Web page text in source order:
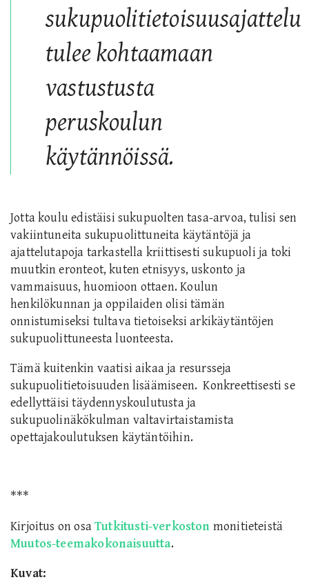
sukupuolitietoisuusajattelu
tulee kohtaamaan
vastustusta
peruskoulun
käytännöissä.
Jotta koulu edistäisi sukupuolten tasa-arvoa, tulisi sen
vakiintuneita sukupuolittuneita käytäntöjä ja
ajattelutapoja tarkastella kriittisesti sukupuoli ja toki
muutkin eronteot, kuten etnisyys, uskonto ja
vammaisuus, huomioon ottaen. Koulun
henkilökunnan ja oppilaiden olisi tämän
onnistumiseksi tultava tietoiseksi arkikäytäntöjen
sukupuolittuneesta luonteesta.
Tämä kuitenkin vaatisi aikaa ja resursseja
sukupuolitietoisuuden lisäämiseen. Konkreettisesti se
edellyttäisi täydennyskoulutusta ja
sukupuolinäkökulman valtavirtaistamista
opettajakoulutuksen käytäntöihin.
***
Kirjoitus on osaTutkitusti-verkoston monitieteistä
Muutos-teemakokonaisuutta.
Kuvat: